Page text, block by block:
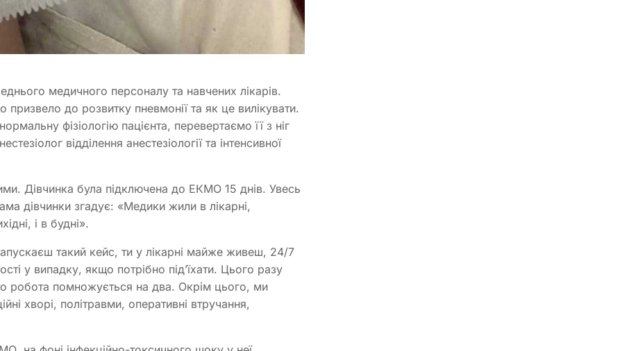
медичного персоналу та навчених лікарів.
до розвитку пневмонії та як це вилікувати.
фізіологію пацієнта, перевертаємо її з ніг
відділення анестезіології та інтенсивної
Дівчинка була підключена до ЕКМО 15 днів. Увесь
дівчинки згадує: «Медики жили в лікарні,
і в будні».
такий кейс, ти у лікарні майже живеш, 24/7
у випадку, якщо потрібно під’їхати. Цього разу
робота помножується на два. Окрім цього, ми
хворі, політравми, оперативні втручання,